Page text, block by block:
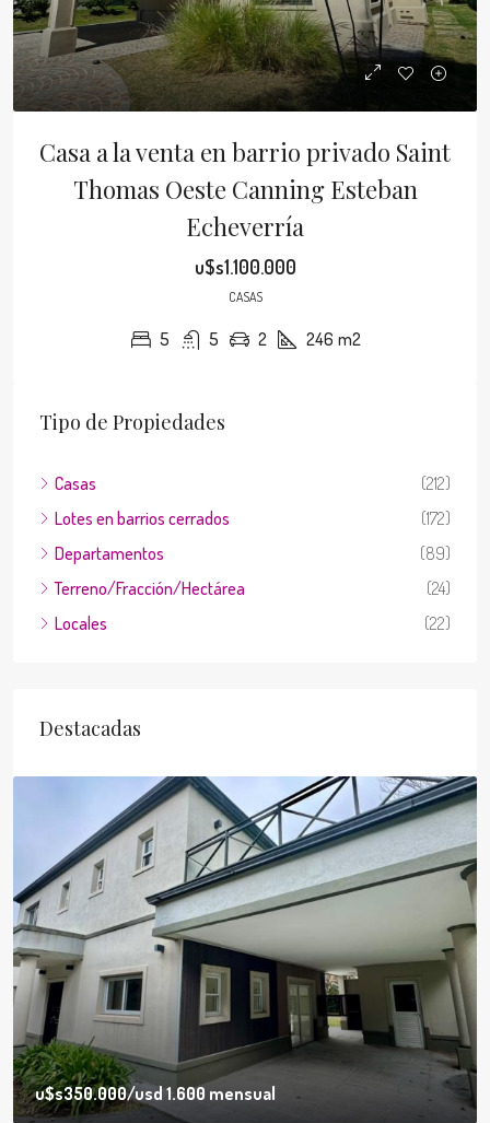
Casa a la venta en barrio privado Saint
Thomas Oeste Canning Esteban
Echeverría
u$s1.100.000
CASAS
5 5 2 246 m2
Tipo de Propiedades
Casas
(212)
Lotes en barrios cerrados
(172)
Departamentos
(89)
Terreno/Fracción/Hectárea
(24)
Locales
(22)
Destacadas
u$s350.000/usd 1.600 mensual